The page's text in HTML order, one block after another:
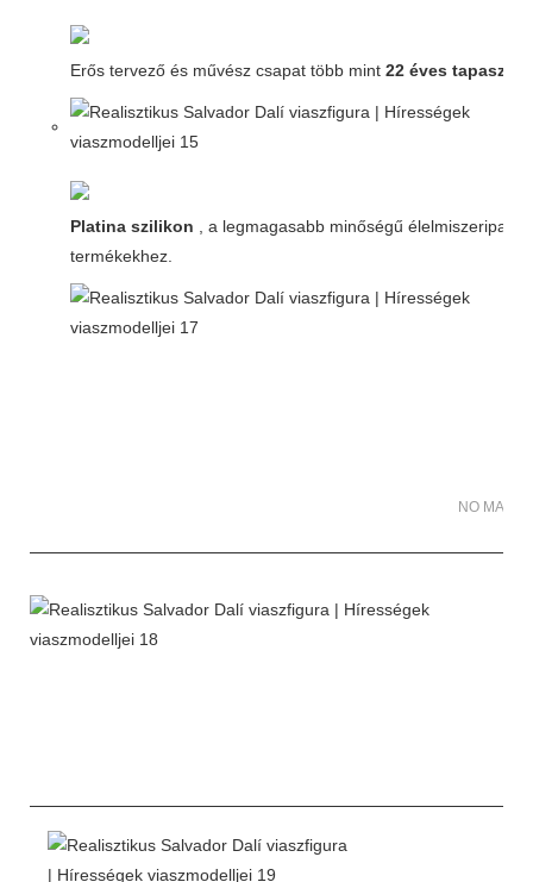
Erős tervező és művész csapat több mint 22 éves
Platina szilikon , a legmagasabb minőségű élelmiszeripari
termékekhez.
NO